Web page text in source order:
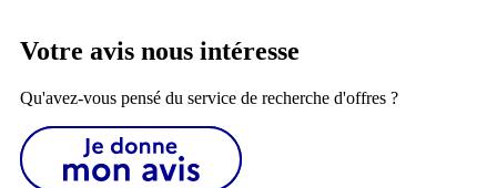
Votre avis nous intéresse
Qu'avez-vous pensé du service de recherche d'offres ?